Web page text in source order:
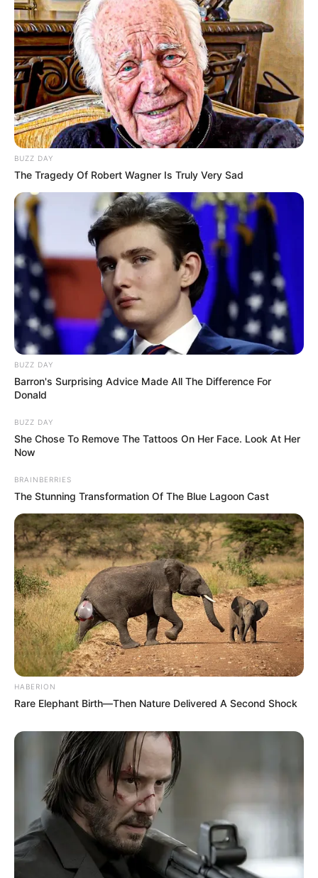
BUZZ DAY
The Tragedy Of Robert Wagner Is Truly Very Sad
BUZZ DAY
Barron's Surprising Advice Made All The Difference For
Donald
BUZZ DAY
She Chose To Remove The Tattoos On Her Face. Look At Her
Now
BRAINBERRIES
The Stunning Transformation Of The Blue Lagoon Cast
HABERION
Rare Elephant Birth—Then Nature Delivered A Second Shock